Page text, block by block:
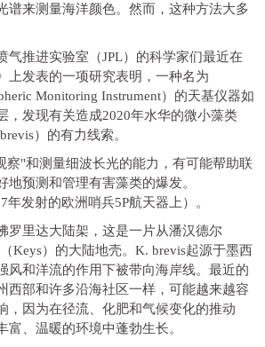
谱来测量海洋颜色。然而，这种方法大多
气推进实验室（JPL）的科学家们最近在
上发表的一项研究表明，一种名为
Monitoring Instrument）的天基仪器如
，发现有关造成2020年水华的微小藻类
）的有力线索。
察"和测量细波长光的能力，有可能帮助联
地预测和管理有害藻类的爆发。
年发射的欧洲哨兵5P航天器上）。
罗里达大陆架，这是一片从潘汉德尔
（Keys）的大陆地壳。K. brevis起源于墨西
风和洋流的作用下被带向海岸线。最近的
西部和许多沿海社区一样，可能越来越容
，因为在径流、化肥和气候变化的推动
富、温暖的环境中蓬勃生长。